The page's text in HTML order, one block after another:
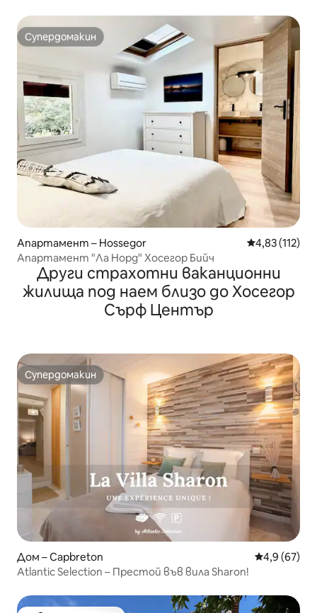
Супердомакин
Супердомакин
Апартамент – Hossegor Средна
4,83 (112)
Апартамент "Ла Норд" Хосегор Бийч
Други страхотни ваканционни
жилища под наем близо до Хосегор
Сърф Център
Супердомакин
Супердомакин
Дом – Capbreton Средна
4,9 (67)
Atlantic Selection – Престой във вила Sharon!